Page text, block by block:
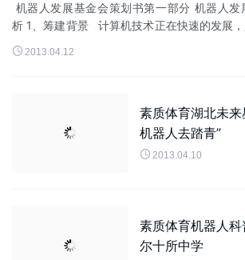
机器人发展基金会策划书第一部分 机器人
析 1、筹建背景 计算机技术正在快速的发展
的上网浏览，游戏，购物等...
 2013.04.12
素质体育湖北未
机器人去踏青”
 2013.04.10
素质体育机器人
尔十所中学